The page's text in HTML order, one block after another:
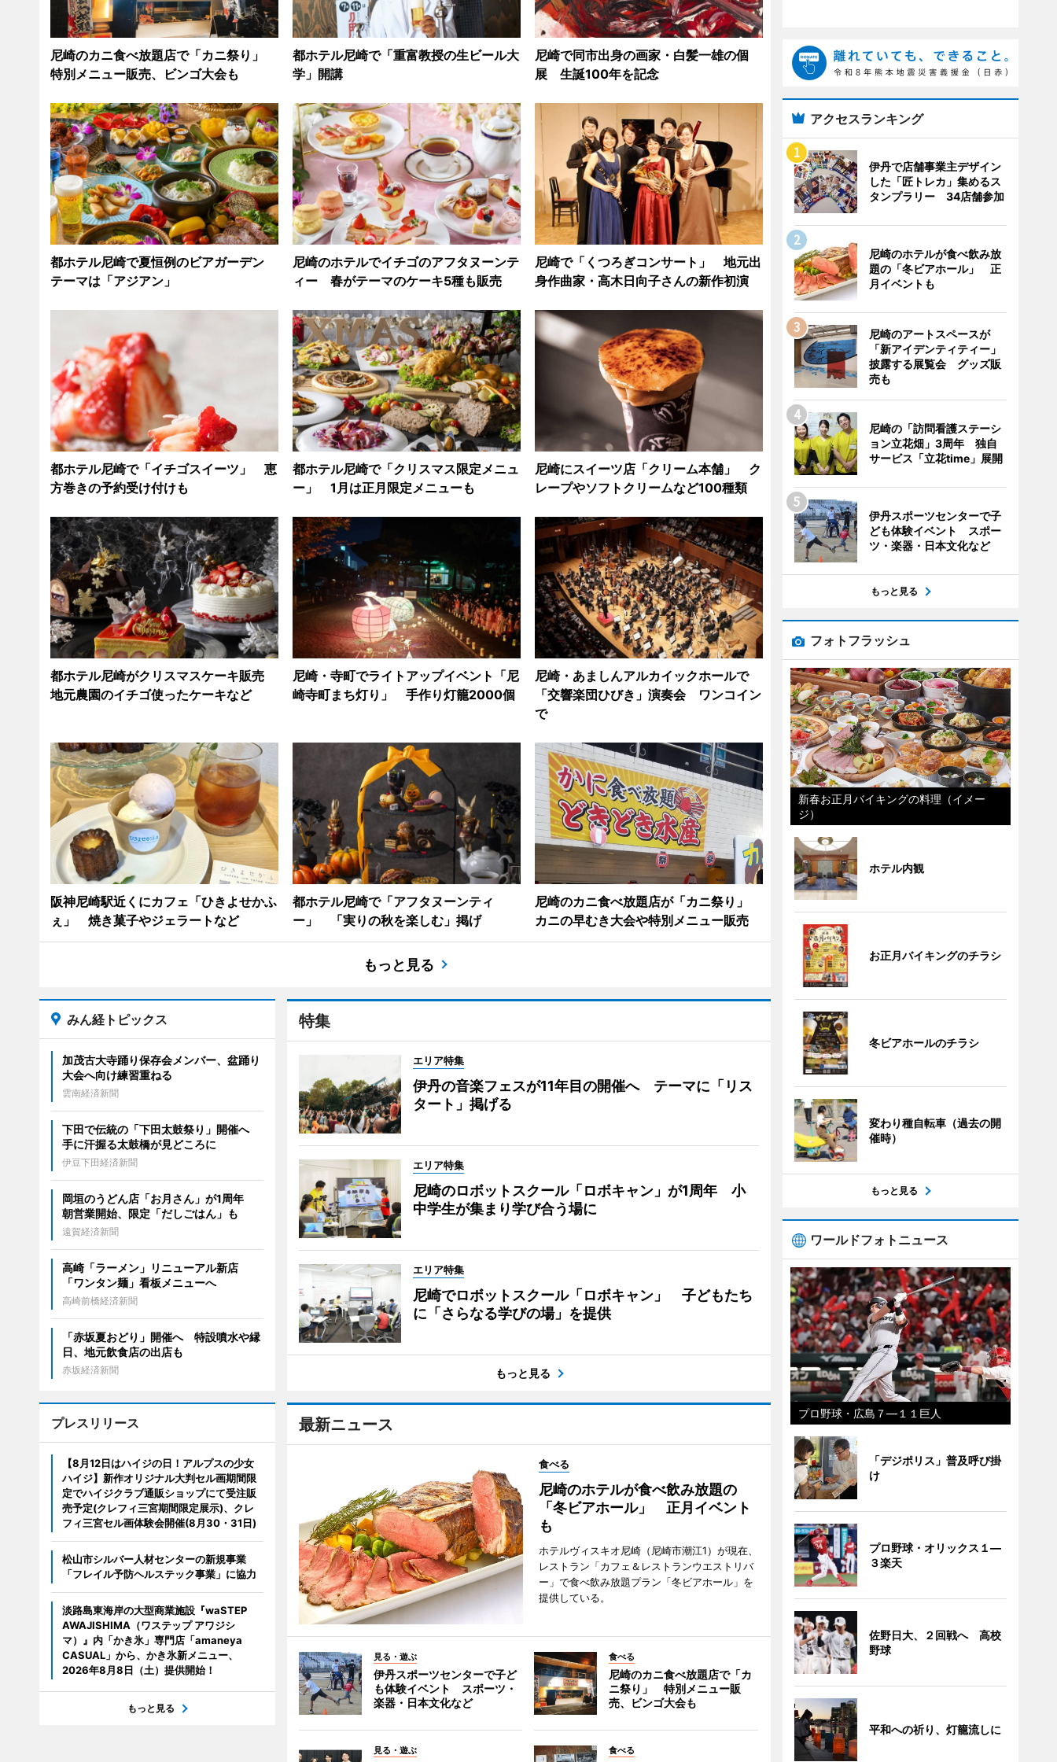
尼崎のカニ食べ放題店で「カニ祭り」
特別メニュー販売、ビンゴ大会も
都ホテル尼崎で「重富教授の生ビール大
学」開講
尼崎で同市出身の画家・白髪一雄の個
展 生誕100年を記念
都ホテル尼崎で夏恒例のビアガーデン
テーマは「アジアン」
尼崎のホテルでイチゴのアフタヌーンテ
ィー 春がテーマのケーキ5種も販売
尼崎で「くつろぎコンサート」 地元出
身作曲家・高木日向子さんの新作初演
都ホテル尼崎で「イチゴスイーツ」 恵
方巻きの予約受け付けも
都ホテル尼崎で「クリスマス限定メニュ
ー」 1月は正月限定メニューも
尼崎にスイーツ店「クリーム本舗」 ク
レープやソフトクリームなど100種類
都ホテル尼崎がクリスマスケーキ販売
地元農園のイチゴ使ったケーキなど
尼崎・寺町でライトアップイベント「尼
崎寺町まち灯り」 手作り灯籠2000個
尼崎・あましんアルカイックホールで
「交響楽団ひびき」演奏会 ワンコイン
で
阪神尼崎駅近くにカフェ「ひきよせかふ
ぇ」 焼き菓子やジェラートなど
都ホテル尼崎で「アフタヌーンティ
ー」 「実りの秋を楽しむ」掲げ
尼崎のカニ食べ放題店が「カニ祭り」
カニの早むき大会や特別メニュー販売
もっと見る
特集
エリア特集
伊丹の音楽フェスが11年目の開催へ テーマに「リス
タート」掲げる
エリア特集
尼崎のロボットスクール「ロボキャン」が1周年 小
中学生が集まり学び合う場に
エリア特集
尼崎でロボットスクール「ロボキャン」 子どもたち
に「さらなる学びの場」を提供
もっと見る
最新ニュース
食べる
尼崎のホテルが食べ飲み放題の
「冬ビアホール」 正月イベント
も
ホテルヴィスキオ尼崎（尼崎市潮江1）が現在、
レストラン「カフェ＆レストランウエストリバ
ー」で食べ飲み放題プラン「冬ビアホール」を
提供している。
見る・遊ぶ
伊丹スポーツセンターで子ど
も体験イベント スポーツ・
楽器・日本文化など
食べる
尼崎のカニ食べ放題店で「カ
ニ祭り」 特別メニュー販
売、ビンゴ大会も
見る・遊ぶ 食べる
みん経トピックス
加茂古大寺踊り保存会メンバー、盆踊り
大会へ向け練習重ねる
雲南経済新聞
下田で伝統の「下田太鼓祭り」開催へ
手に汗握る太鼓橋が見どころに
伊豆下田経済新聞
岡垣のうどん店「お月さん」が1周年
朝営業開始、限定「だしごはん」も
遠賀経済新聞
高崎「ラーメン」リニューアル新店
「ワンタン麺」看板メニューへ
高崎前橋経済新聞
「赤坂夏おどり」開催へ 特設噴水や縁
日、地元飲食店の出店も
赤坂経済新聞
プレスリリース
【8月12日はハイジの日！アルプスの少女
ハイジ】新作オリジナル大判セル画期間限
定でハイジクラブ通販ショップにて受注販
売予定(クレフィ三宮期間限定展示)、クレ
フィ三宮セル画体験会開催(8月30・31日)
松山市シルバー人材センターの新規事業
「フレイル予防ヘルステック事業」に協力
淡路島東海岸の大型商業施設『waSTEP
AWAJISHIMA（ワステップ アワジシ
マ）』内「かき氷」専門店「amaneya
CASUAL」から、かき氷新メニュー、
2026年8月8日（土）提供開始！
もっと見る
アクセスランキング
伊丹で店舗事業主デザイン
した「匠トレカ」集めるス
タンプラリー 34店舗参加
尼崎のホテルが食べ飲み放
題の「冬ビアホール」 正
月イベントも
尼崎のアートスペースが
「新アイデンティティー」
披露する展覧会 グッズ販
売も
尼崎の「訪問看護ステーシ
ョン立花畑」3周年 独自
サービス「立花time」展開
伊丹スポーツセンターで子
ども体験イベント スポー
ツ・楽器・日本文化など
もっと見る
フォトフラッシュ
新春お正月バイキングの料理（イメー
ジ）
ホテル内観
お正月バイキングのチラシ
冬ビアホールのチラシ
変わり種自転車（過去の開
催時）
もっと見る
ワールドフォトニュース
プロ野球・広島７―１１巨人
「デジポリス」普及呼び掛
け
プロ野球・オリックス１―
３楽天
佐野日大、２回戦へ 高校
野球
平和への祈り、灯籠流しに